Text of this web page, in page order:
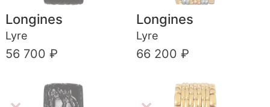
Longines
Lyre
56 700 ₽
Longines
Lyre
66 200 ₽